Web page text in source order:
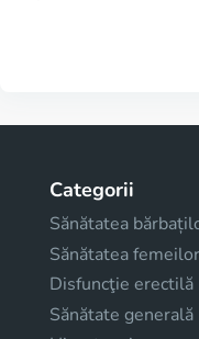
Categorii
Sănătatea
Sănătatea femeilor
Disfuncţie erectilă
Sănătate generală